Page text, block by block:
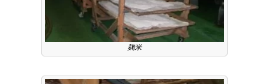
麹米